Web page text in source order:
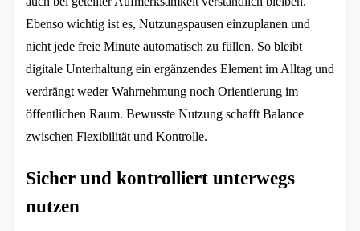
Ebenso wichtig ist es, Nutzungspausen einzuplanen und
nicht jede freie Minute automatisch zu füllen. So bleibt
digitale Unterhaltung ein ergänzendes Element im Alltag und
verdrängt weder Wahrnehmung noch Orientierung im
öffentlichen Raum. Bewusste Nutzung schafft Balance
zwischen Flexibilität und Kontrolle.
Sicher und kontrolliert unterwegs
nutzen